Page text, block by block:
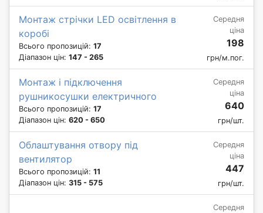
Монтаж стрічки LED освітлення в
коробі
Всього пропозицій: 17
Діапазон цін: 147 - 265
Середня
ціна
198
грн/м.пог.
Монтаж і підключення
рушникосушки електричного
Всього пропозицій: 17
Діапазон цін: 620 - 650
Середня
ціна
640
грн/шт.
Облаштування отвору під
вентилятор
Всього пропозицій: 11
Діапазон цін: 315 - 575
Середня
ціна
447
грн/шт.
Середня